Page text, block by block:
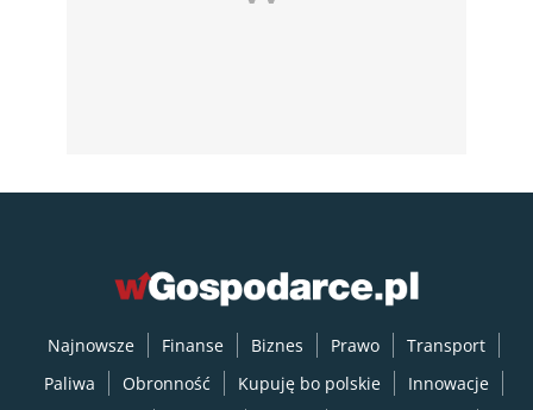
Najnowsze Finanse Biznes Prawo
Transport
Paliwa
Obronność Kupuję bo polskie Innowacje